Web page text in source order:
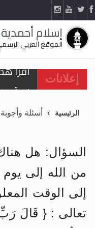
إسلام أحمدية.NET
الموقع العربي
إعلانات
اقرأ
تعميم
اقرأ
الرئيسية أسئلة وأجوبة
السؤال: هل
من الله إلى
إلى الوقت
تعالى : { قَالَ